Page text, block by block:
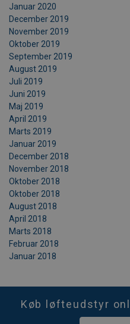
Januar 2020
December 2019
November 2019
Oktober 2019
September 2019
August 2019
Juli 2019
Juni 2019
Maj 2019
April 2019
Marts 2019
Januar 2019
December 2018
November 2018
Oktober 2018
Oktober 2018
August 2018
April 2018
Marts 2018
Februar 2018
Januar 2018
Køb løfteudstyr